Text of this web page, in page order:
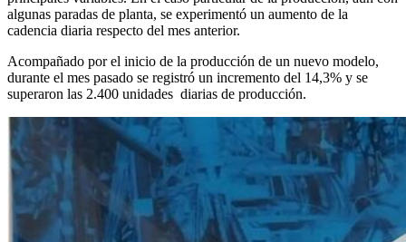
algunas paradas de planta, se experimentó un aumento de la
cadencia diaria respecto del mes anterior.
Acompañado por el inicio de la producción de un nuevo modelo,
durante el mes pasado se registró un incremento del 14,3% y se
superaron las 2.400 unidades diarias de producción.